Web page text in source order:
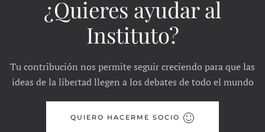
¿Quieres ayudar al
Instituto?
Tu contribución nos permite seguir creciendo para que las
ideas de la libertad llegen a los debates de todo el mundo
QUIERO HACERME SOCIO